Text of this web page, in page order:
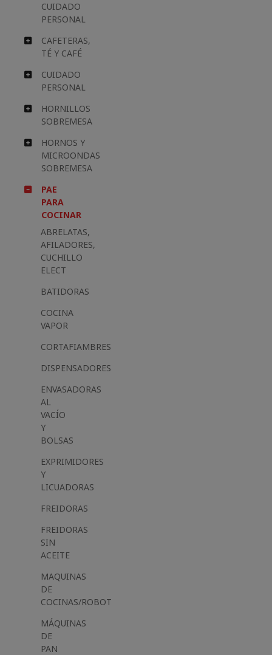
CUIDADO
PERSONAL
CAFETERAS,
TÉ Y CAFÉ
CUIDADO
PERSONAL
HORNILLOS
SOBREMESA
HORNOS Y
MICROONDAS
SOBREMESA
PAE
PARA
COCINAR
ABRELATAS,
AFILADORES,
CUCHILLO
ELECT
BATIDORAS
COCINA
VAPOR
CORTAFIAMBRES
DISPENSADORES
ENVASADORAS
AL
VACÍO
Y
BOLSAS
EXPRIMIDORES
Y
LICUADORAS
FREIDORAS
FREIDORAS
SIN
ACEITE
MAQUINAS
DE
COCINAS/ROBOT
MÁQUINAS
DE
PAN